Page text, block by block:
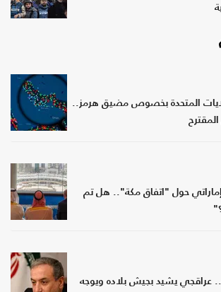
المتحدة بخصوص مضيق هرمز..
حول "اتفاق مكة".. هل تم
عراقجي يشيد بجيش بلاده ويوجه